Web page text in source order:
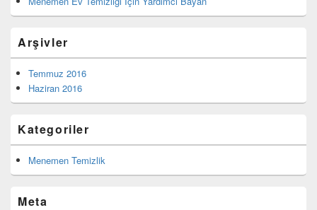
Arşivler
Temmuz 2016
Haziran 2016
Kategoriler
Menemen Temizlik
Meta